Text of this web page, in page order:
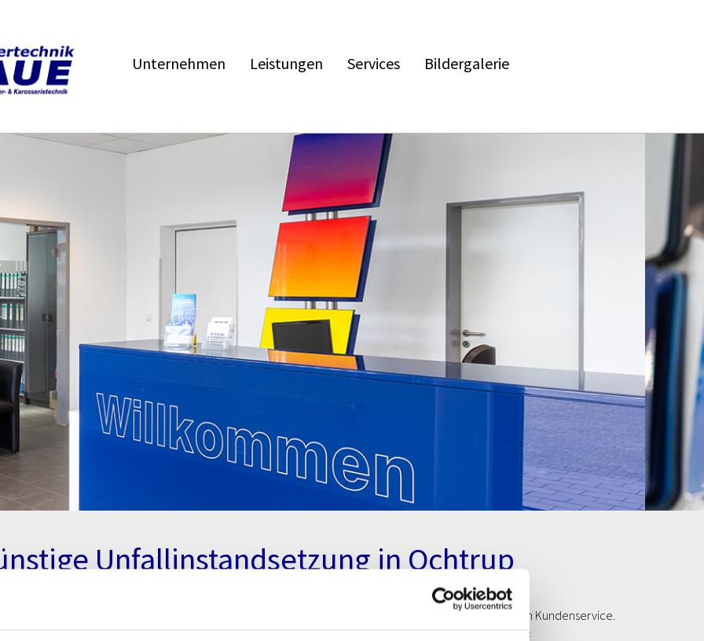
Unternehmen Leistungen Services Bildergalerie
Unfallinstandsetzung in Ochtrup
& CO. KG im nördlichen Münsterland der Inbegriff für erstklassige Lackierungen und einen perfekten Kundenservice.
kommt, verfügt über mehrere Abteilungen. Zu den Dienstleistungen gehören die Wohnmobil- &